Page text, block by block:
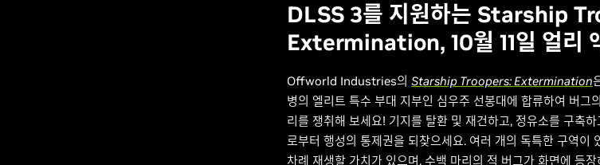
DLSS 3를 지원하는 Starship
Extermination, 10월 11일 얼리
Offworld Industries의 Starship Troopers: Extermination
병의 엘리트 특수 부대 지부인 심우주 선봉대에 합류하여 버그
리를 쟁취해 보세요! 기지를 탈환 및 재건하고, 정유소를 구축
로부터 행성의 통제권을 되찾으세요. 여러 개의 독특한 구역이
차례 재생할 가치가 있으며, 수백 마리의 적 버그가 화면에 등